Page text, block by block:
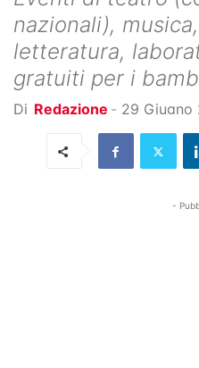
nazionali),
letteratura,
gratuiti per i
Di Redazione - 29 Giugno
-